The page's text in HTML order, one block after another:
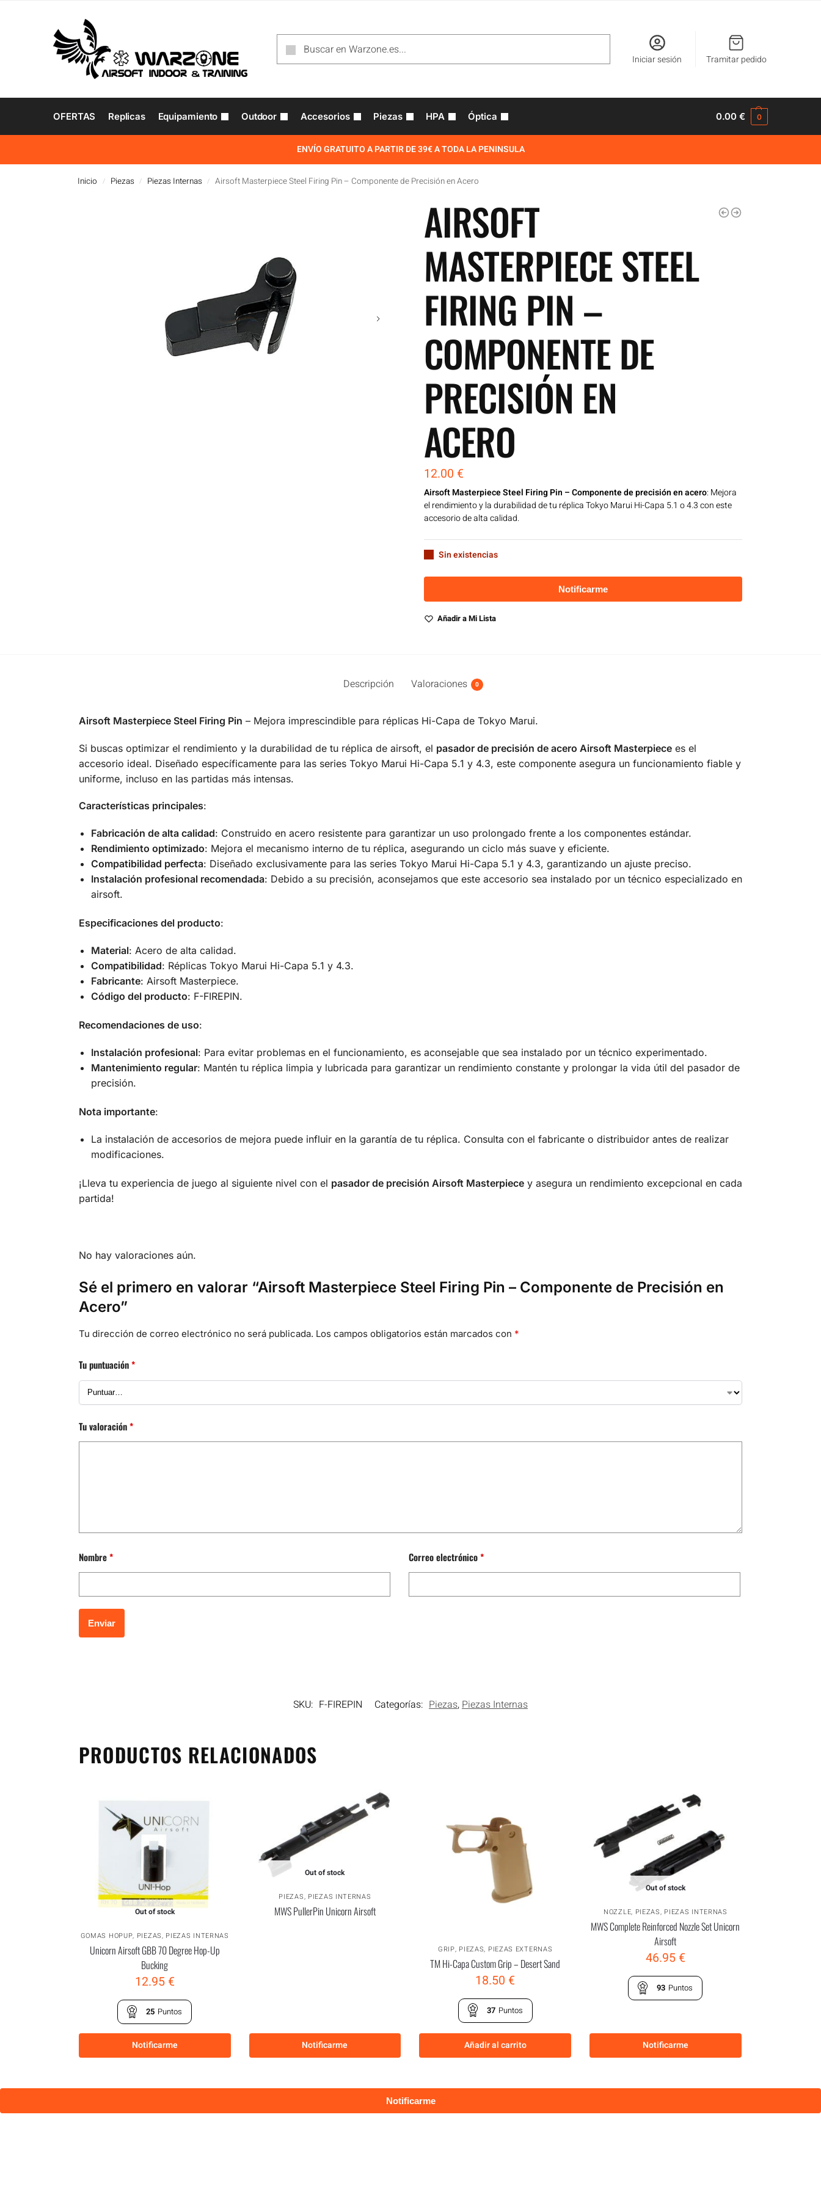
Iniciar sesión Tramitar pedido
OFERTAS Replicas Equipamiento Outdoor Accesorios Piezas HPA Óptica 0.00€ 0
ENVÍO GRATUITO A PARTIR DE 39€ A TODA LA PENINSULA
Inicio / Piezas / Piezas Internas / Airsoft Masterpiece Steel Firing Pin – Componente de Precisión en Acero
AIRSOFT
MASTERPIECE STEEL
FIRING PIN –
COMPONENTE DE
PRECISIÓN EN
ACERO
12.00 €
Airsoft Masterpiece Steel Firing Pin – Componente de precisión en acero: Mejora
el rendimiento y la durabilidad de tu réplica Tokyo Marui Hi-Capa 5.1 o 4.3 con este
accesorio de alta calidad.
Sin existencias
Añadir a Mi Lista
Descripción Valoraciones 0
Airsoft Masterpiece Steel Firing Pin – Mejora imprescindible para réplicas Hi-Capa de Tokyo Marui.
Si buscas optimizar el rendimiento y la durabilidad de tu réplica de airsoft, el pasador de precisión de acero Airsoft Masterpiecees el
accesorio ideal. Diseñado específicamente para las series Tokyo Marui Hi-Capa 5.1 y 4.3, este componente asegura un funcionamiento fiable y
uniforme, incluso en las partidas más intensas.
Características principales:
Fabricación de alta calidad: Construido en acero resistente para garantizar un uso prolongado frente a los componentes estándar.
Rendimiento optimizado: Mejora el mecanismo interno de tu réplica, asegurando un ciclo más suave y eficiente.
Compatibilidad perfecta: Diseñado exclusivamente para las series Tokyo Marui Hi-Capa 5.1 y 4.3, garantizando un ajuste preciso.
Instalación profesional recomendada: Debido a su precisión, aconsejamos que este accesorio sea instalado por un técnico especializado en
airsoft.
Especificaciones del producto:
Material: Acero de alta calidad.
Compatibilidad: Réplicas Tokyo Marui Hi-Capa 5.1 y 4.3.
Fabricante: Airsoft Masterpiece.
Código del producto: F-FIREPIN.
Recomendaciones de uso:
Instalación profesional: Para evitar problemas en el funcionamiento, es aconsejable que sea instalado por un técnico experimentado.
Mantenimiento regular: Mantén tu réplica limpia y lubricada para garantizar un rendimiento constante y prolongar la vida útil del pasador de
precisión.
Nota importante:
La instalación de accesorios de mejora puede influir en la garantía de tu réplica. Consulta con el fabricante o distribuidor antes de realizar
modificaciones.
¡Lleva tu experiencia de juego al siguiente nivel con el pasador de precisión Airsoft Masterpiecey asegura un rendimiento excepcional en cada
partida!
No hay valoraciones aún.
Sé el primero en valorar “Airsoft Masterpiece Steel Firing Pin – Componente de Precisión en
Acero”
Tu dirección de correo electrónico no será publicada. Los campos obligatorios están marcados con *
Tu puntuación*
Tu valoración*
Nombre* Correo electrónico*
SKU: F-FIREPIN Categorías: Piezas, Piezas Internas
PRODUCTOS RELACIONADOS
Out of stock
GOMAS HOPUP, PIEZAS, PIEZAS INTERNAS
Unicorn Airsoft GBB 70 Degree Hop-Up
Bucking
12.95 €
25 Puntos
Notificarme
Out of stock
PIEZAS, PIEZAS INTERNAS
MWS PullerPin Unicorn Airsoft
Notificarme
GRIP, PIEZAS, PIEZAS EXTERNAS
TM Hi-Capa Custom Grip – Desert Sand
18.50 €
37 Puntos
Añadir al carrito
Out of stock
NOZZLE, PIEZAS, PIEZAS INTERNAS
MWS Complete Reinforced Nozzle Set Unicorn
Airsoft
46.95 €
93 Puntos
Notificarme